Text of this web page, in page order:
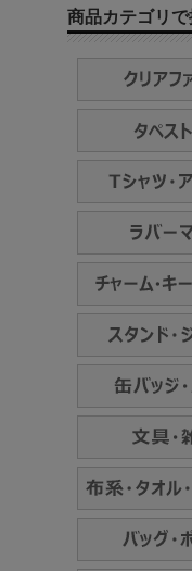
商品カテゴリ